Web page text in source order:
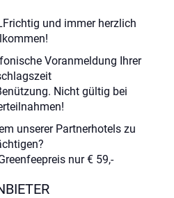
und immer herzlich
Voranmeldung Ihrer
Nicht gültig bei
unserer Partnerhotels zu
nur € 59,-